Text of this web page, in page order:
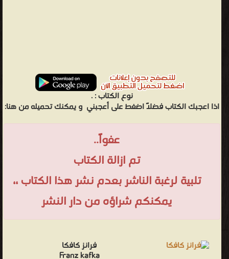
نوع الكتاب :.
اذا اعجبك الكتاب فضلاً اضغط على أعجبني و يمكنك تحميله من هنا:
عفواً..
تم ازالة الكتاب
تلبية لرغبة الناشر بعدم نشر هذا الكتاب ،،
يمكنكم شراؤه من دار النشر
فرانز كافكا
Franz kafka